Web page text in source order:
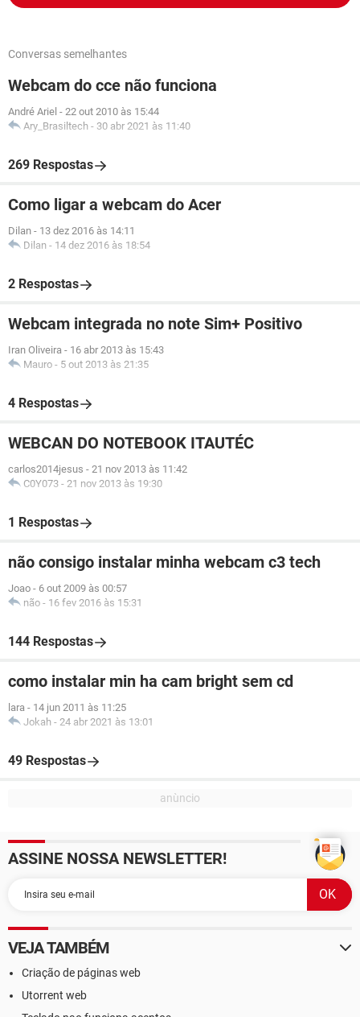
Conversas semelhantes
Webcam do cce não funciona
André Ariel - 22 out 2010 às 15:44
Ary_Brasiltech - 30 abr 2021 às 11:40
269 Respostas
Como ligar a webcam do Acer
Dilan - 13 dez 2016 às 14:11
Dilan - 14 dez 2016 às 18:54
2 Respostas
Webcam integrada no note Sim+ Positivo
Iran Oliveira - 16 abr 2013 às 15:43
Mauro - 5 out 2013 às 21:35
4 Respostas
WEBCAN DO NOTEBOOK ITAUTÉC
carlos2014jesus - 21 nov 2013 às 11:42
C0Y073 - 21 nov 2013 às 19:30
1 Respostas
não consigo instalar minha webcam c3 tech
Joao - 6 out 2009 às 00:57
não - 16 fev 2016 às 15:31
144 Respostas
como instalar min ha cam bright sem cd
lara - 14 jun 2011 às 11:25
Jokah - 24 abr 2021 às 13:01
49 Respostas
ASSINE NOSSA NEWSLETTER!
VEJA TAMBÉM
Criação de páginas web
Utorrent web